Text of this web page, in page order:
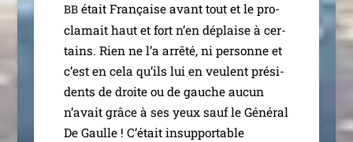
BBétait Française avant tout et le pro­
cla­mait haut et fort n’en déplaise à cer­
tains. Rien ne l’a arrê­té, ni per­sonne et
c’est en cela qu’ils lui en veulent pré­si­
dents de droite ou de gauche aucun
n’avait grâce à ses yeux sauf le Général
De Gaulle ! C’était insup­por­table